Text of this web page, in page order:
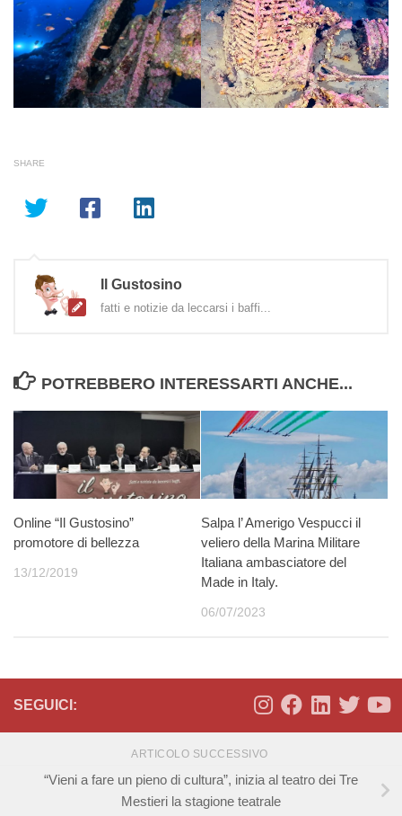
SHARE
Il Gustosino
fatti e notizie da leccarsi i baffi...
POTREBBERO INTERESSARTI ANCHE...
Online “Il Gustosino”
promotore di bellezza
13/12/2019
Salpa l’ Amerigo Vespucci il
veliero della Marina Militare
Italiana ambasciatore del
Made in Italy.
06/07/2023
SEGUICI:
ARTICOLO SUCCESSIVO
“Vieni a fare un pieno di cultura”, inizia al teatro dei Tre
Mestieri la stagione teatrale